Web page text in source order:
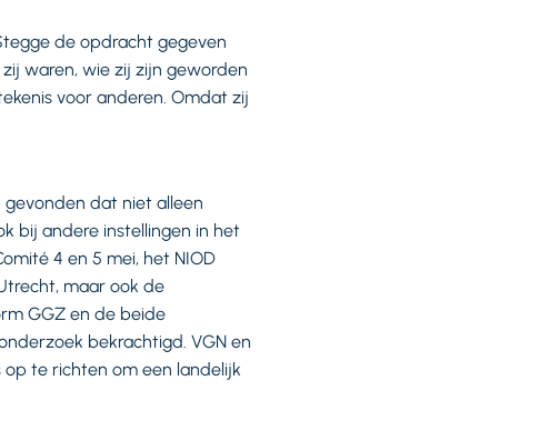
de opdracht gegeven
waren, wie zij zijn geworden
voor anderen. Omdat zij
dat niet alleen
bij andere instellingen in het
4 en 5 mei, het NIOD
maar ook de
GGZ en de beide
bekrachtigd. VGN en
te richten om een landelijk